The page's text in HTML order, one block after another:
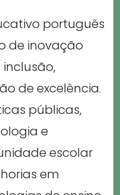
português
de inovação
de excelência.
públicas,
e
escolar
em